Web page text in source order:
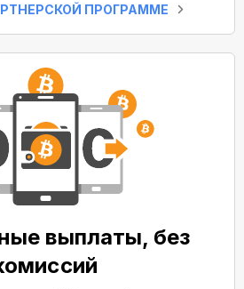
ПРОГРАММЕ
выплаты, без